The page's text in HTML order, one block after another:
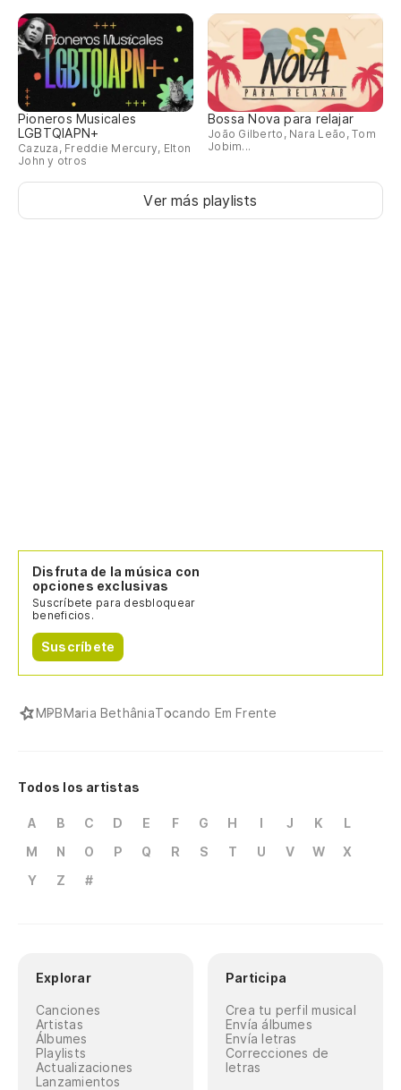
Pioneros Musicales
LGBTQIAPN+
Cazuza, Freddie Mercury, Elton
John y otros
Bossa Nova para relajar
João Gilberto, Nara Leão, Tom
Jobim...
Ver más playlists
Disfruta de la música con
opciones exclusivas
Suscríbete para desbloquear
beneficios.
Suscríbete
MPBMaria BethâniaTocando Em Frente
Todos los artistas
A B C D E F G H I J K
L
M
N O P Q R S T U V W
X
Y
Z #
Explorar
Canciones
Artistas
Álbumes
Playlists
Actualizaciones
Lanzamientos
Participa
Crea tu perfil musical
Envía álbumes
Envía letras
Correcciones de
letras